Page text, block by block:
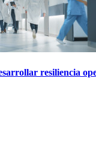
resiliencia